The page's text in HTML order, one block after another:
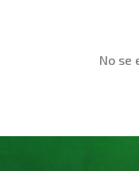
No se